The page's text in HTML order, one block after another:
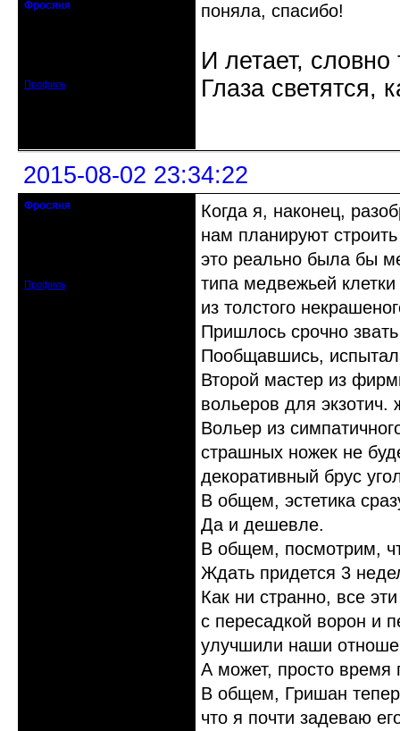
Фросяня
Профиль
поняла, спасибо!
И летает, словно
Глаза светятся,
2015-08-02 23:34:22
Фросяня
Профиль
Когда я, наконец,
нам планируют
это реально была бы
типа медвежьей
из толстого
Пришлось срочно
Пообщавшись,
Второй мастер из
вольеров для экзотич.
Вольер из
страшных ножек не
декоративный брус
В общем, эстетика
Да и дешевле.
В общем, посмотрим,
Ждать придется 3
Как ни странно, все
с пересадкой ворон и
улучшили наши
А может, просто
В общем, Гришан
что я почти задеваю